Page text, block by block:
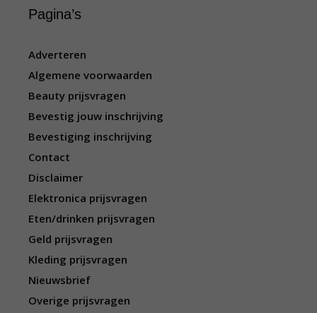
Pagina’s
Adverteren
Algemene voorwaarden
Beauty prijsvragen
Bevestig jouw inschrijving
Bevestiging inschrijving
Contact
Disclaimer
Elektronica prijsvragen
Eten/drinken prijsvragen
Geld prijsvragen
Kleding prijsvragen
Nieuwsbrief
Overige prijsvragen